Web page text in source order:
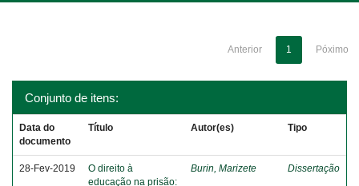
Anterior 1 Póximo
Conjunto de itens:
Data do
documento
Título Autor(es) Tipo
28-Fev-2019
O direito à
educação na prisão:
Burin, Marizete Dissertação